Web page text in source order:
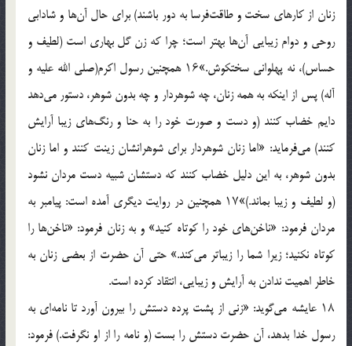
زنان از کارهای سخت و طاقت‌فرسا به دور باشند) برای حال آن‌ها و شادابی
روحی و دوام زیبایی آن‌ها بهتر است؛ چرا که زن گل بهاری است (لطیف و
حساس)، نه پهلوانی سختکوش.»۱۶ همچنین رسول اکرم(صلی الله علیه و
آله) پس از اینکه به همه زنان، چه شوهردار و چه بدون شوهر، دستور می‌دهد
دایم خضاب کنند (و دست و صورت خود را به حنا و رنگ‌های زیبا آرایش
کنند) می‌فرماید: «اما زنان شوهردار برای شوهرانشان زینت کنند و اما زنان
بدون شوهر، به این دلیل خضاب کنند که دستشان شبیه دست مردان نشود
(و لطیف و زیبا بماند.)»۱۷ همچنین در روایت دیگری آمده است: پیامبر به
مردان فرمود: «ناخن‌های خود را کوتاه کنید» و به زنان فرمود: «ناخن‌ها را
کوتاه نکنید؛ زیرا شما را زیباتر می‌کند.» حتی آن حضرت از بعضی زنان به
خاطر اهمیت ندادن به آرایش و زیبایی، انتقاد کرده است.
۱۸ عایشه می‌گوید: «زنی از پشت پرده دستش را بیرون آورد تا نامه‌ای به
رسول خدا بدهد، آن حضرت دستش را بست (و نامه را از او نگرفت.) فرمود: